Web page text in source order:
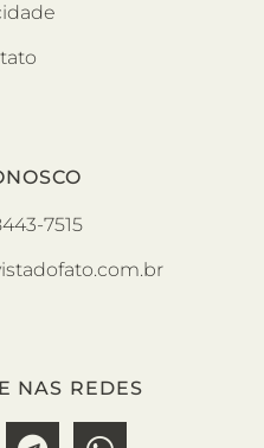
7515
NAS REDES